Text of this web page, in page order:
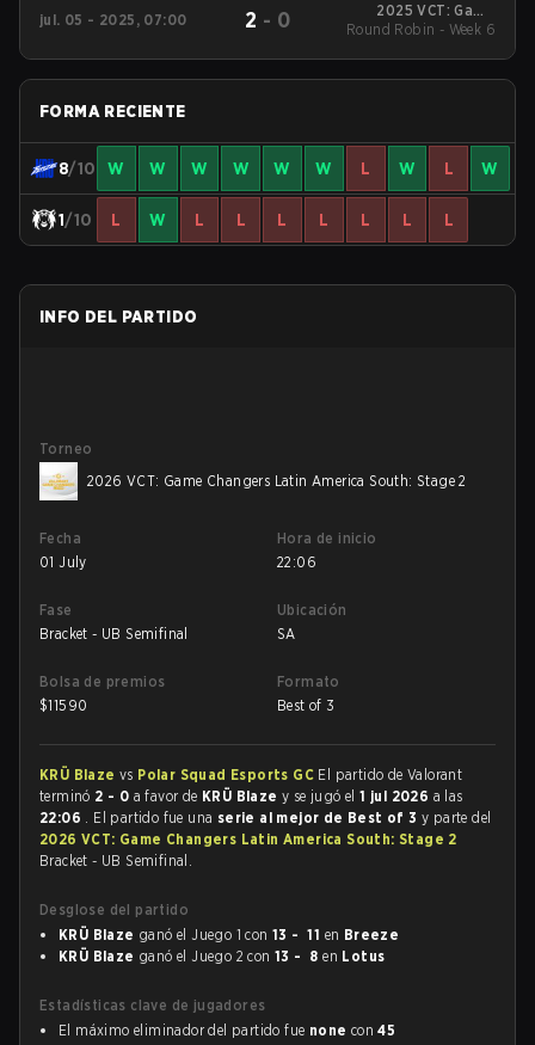
jul. 05 - 2025, 07:00 2 - 0
2025 VCT: Game
Changers Latin
Round Robin - Week 6
FORMA RECIENTE
8/10 W W W W W W L W L W
1/10 L W L L L L L L L
INFO DEL PARTIDO
Torneo
2026 VCT: Game Changers Latin America South: Stage 2
Fecha
01 July
Hora de inicio
22:06
Fase
Bracket - UB Semifinal
Ubicación
SA
Bolsa de premios
$11590
Formato
Best of 3
KRÜ Blaze vs Polar Squad Esports GC El partido de Valorant
terminó 2 - 0 a favor de KRÜ Blazey se jugó el1 jul 2026 a las
22:06 . El partido fue una serie al mejor de Best of 3y parte del
2026 VCT: Game Changers Latin America South: Stage 2
Bracket - UB Semifinal.
Desglose del partido
KRÜ Blaze ganó el Juego 1 con13 - 11 en Breeze
KRÜ Blaze ganó el Juego 2 con13 - 8 en Lotus
Estadísticas clave de jugadores
El máximo eliminador del partido fue none con45